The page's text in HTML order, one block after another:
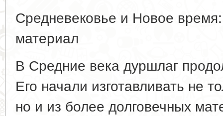
Средневековье и Новое
материал
В Средние века дуршлаг
Его начали изготавливать не
но и из более долговечных